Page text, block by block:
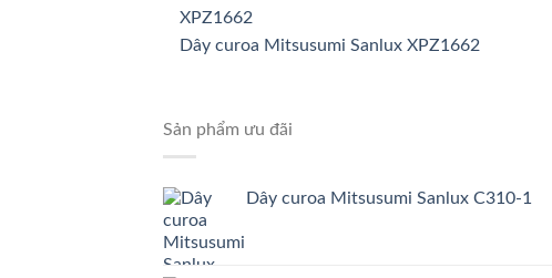
Dây curoa Mitsusumi Sanlux XPZ1662
Sản phẩm ưu đãi
Dây curoa Mitsusumi Sanlux C310-1